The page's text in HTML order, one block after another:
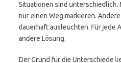
Situationen sind unterschiedlich.
nur einen Weg markieren.
dauerhaft ausleuchten. Für jede
andere Lösung.
Der Grund für die Unterschiede